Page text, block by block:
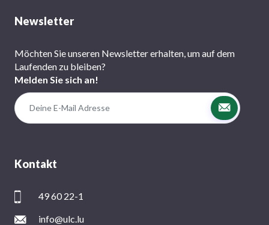
Newsletter
Möchten Sie unseren Newsletter erhalten, um auf dem
Laufenden zu bleiben?
Melden Sie sich an!
Kontakt
49 60 22-1
info@ulc.lu